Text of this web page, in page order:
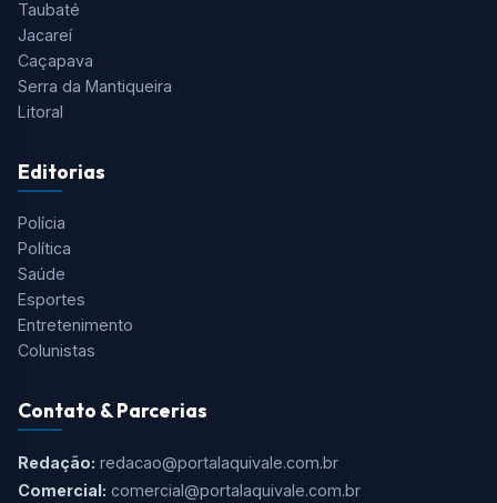
portal de notícias mais completo do Vale do Paraíba, Serra
da Mantiqueira e Região.
Cidades
São José dos Campos
Caçapava
Litoral